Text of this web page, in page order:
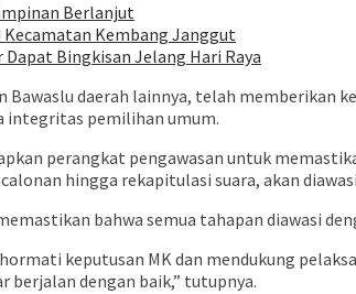
Berlanjut
Kecamatan Kembang Janggut
Bingkisan Jelang Hari Raya
daerah lainnya, telah memberikan
integritas pemilihan umum.
perangkat pengawasan untuk
hingga rekapitulasi suara, akan
bahwa semua tahapan diawasi
keputusan MK dan mendukung
berjalan dengan baik,” tutupnya.